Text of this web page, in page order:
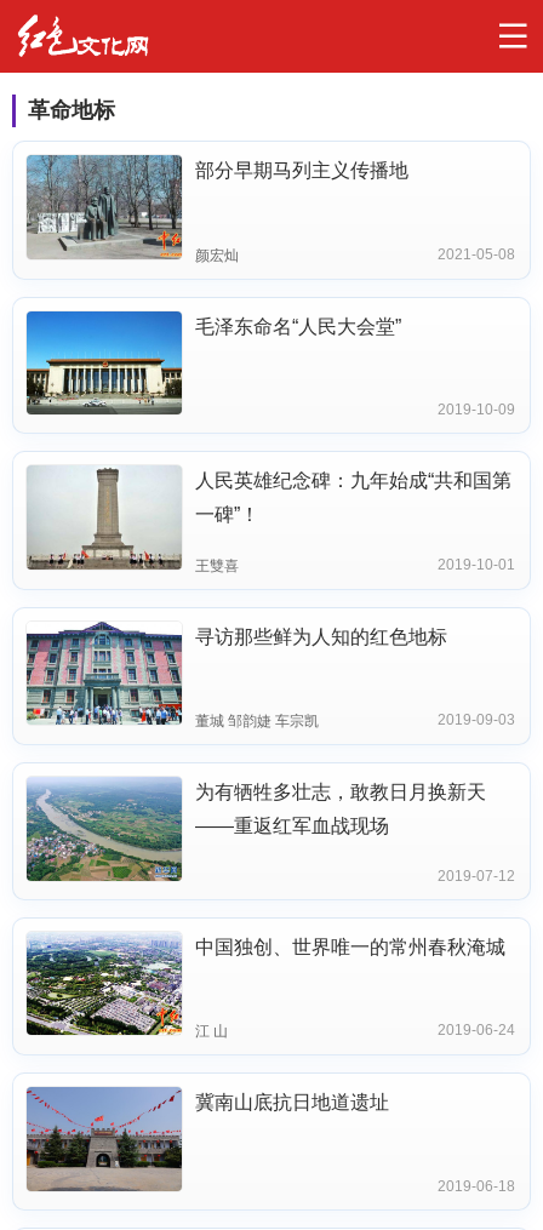
革命地标
部分早期马列主义传播地
颜宏灿 2021-05-08
毛泽东命名“人民大会堂”
2019-10-09
人民英雄纪念碑：九年始成“共和国第
一碑”！
王雙喜 2019-10-01
寻访那些鲜为人知的红色地标
董城 邹韵婕 车宗凯 2019-09-03
为有牺牲多壮志，敢教日月换新天
——重返红军血战现场
2019-07-12
中国独创、世界唯一的常州春秋淹城
江 山 2019-06-24
冀南山底抗日地道遗址
2019-06-18